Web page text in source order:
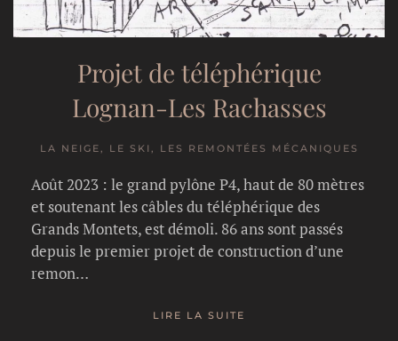
Projet de téléphérique
Lognan-Les Rachasses
LA NEIGE, LE SKI, LES REMONTÉES MÉCANIQUES
Août 2023 : le grand pylône P4, haut de 80 mètres
et soutenant les câbles du téléphérique des
Grands Montets, est démoli. 86 ans sont passés
depuis le premier projet de construction d’une
remon…
LIRE LA SUITE